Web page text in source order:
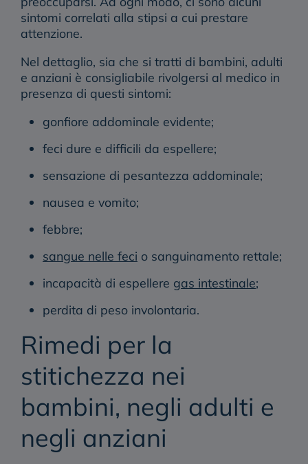
sintomi correlati alla stipsi a cui prestare
attenzione.
Nel dettaglio, sia che si tratti di bambini, adulti
e anziani è consigliabile rivolgersi al medico in
presenza di questi sintomi:
gonfiore addominale evidente;
feci dure e difficili da espellere;
sensazione di pesantezza addominale;
nausea e vomito;
febbre;
sangue nelle feci o sanguinamento rettale;
incapacità di espellere gas intestinale;
perdita di peso involontaria.
Rimedi per la
stitichezza nei
bambini, negli adulti e
negli anziani